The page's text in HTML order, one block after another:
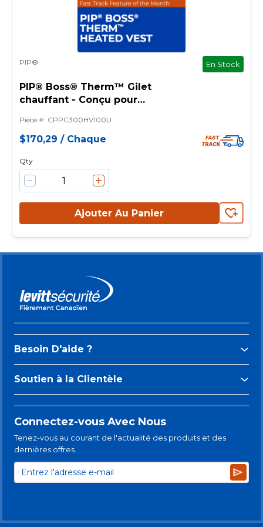
PIP® En Stock
PIP® Boss® Therm™ Gilet
chauffant - Conçu pour
température corporelle
centrale.
Pièce #: CPPC300HV100U
$170,29 / Chaque
Qty
Ajouter Au Panier
Besoin D'aide ?
Soutien à la Clientèle
Connectez-vous Avec Nous
Tenez-vous au courant de l'actualité des produits et des
dernières offres.